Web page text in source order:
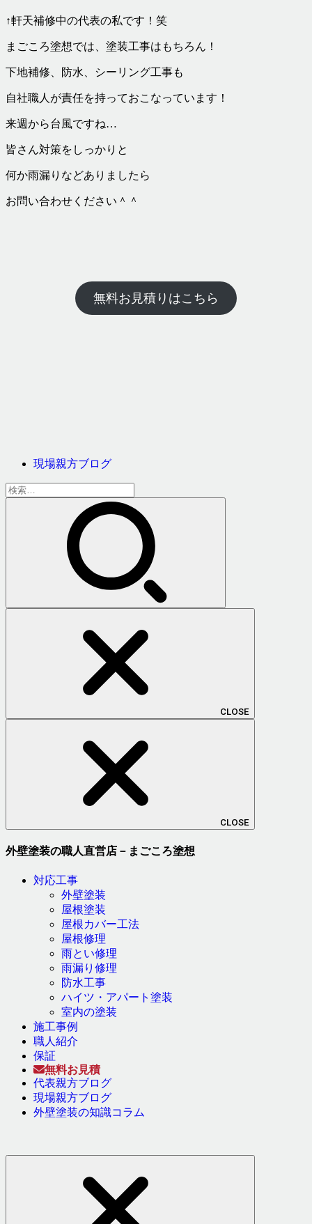
↑軒天補修中の代表の私です！笑
まごころ塗想では、塗装工事はもちろん！
下地補修、防水、シーリング工事も
自社職人が責任を持っておこなっています！
来週から台風ですね…
皆さん対策をしっかりと
何か雨漏りなどありましたら
お問い合わせください＾＾
無料お見積りはこちら
現場親方ブログ
検
索:
CLOSE
CLOSE
外壁塗装の職人直営店－まごころ塗想
対応工事
外壁塗装
屋根塗装
屋根カバー工法
屋根修理
雨とい修理
雨漏り修理
防水工事
ハイツ・アパート塗装
室内の塗装
施工事例
職人紹介
保証
無料お見積
代表親方ブログ
現場親方ブログ
外壁塗装の知識コラム